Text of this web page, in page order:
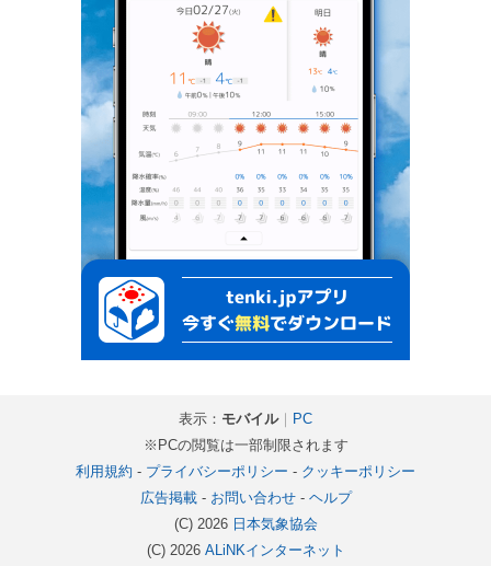
表示： モバイル｜
PC
※PCの閲覧は一部制限されます
利用規約 - プライバシーポリシー - クッキーポリシー
広告掲載- お問い合わせ- ヘルプ
(C) 2026 日本気象協会
(C) 2026 ALiNKインターネット